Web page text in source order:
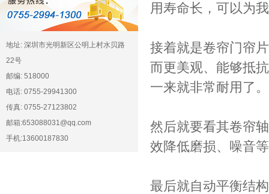
地址: 深圳市光明新区公明上村水贝路
22号
邮编: 518000
电话: 0755-29941300
传真: 0755-27123802
邮箱:653088031@qq.com
手机:13600187830
用寿命长，可以为
接着就是卷帘门帘
而更美观、能够抵
一来就非常耐用了。
然后就要看其卷帘
效降低磨损、噪音
最后就自动平衡结